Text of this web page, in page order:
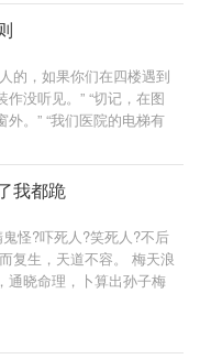
的，如果你们在四楼遇到
没听见。” “切记，在图
。” “我们医院的电梯有
梯停在地下一层不动
要闭上眼睛，等电梯重新
好好看过医院的地图？
那里只有太平间！” “你
诉你，让你去趟他的办公
有电话机啊！” 尹菲也不
，莫名其妙成为任务者，
方。在这里，发生着各种
我都跪
怪?吓死人?笑死人?不后
复生，天道不容。 梅天浪
通晓命理，卜算出孙子梅
。 为了保命，爷孙俩与
死一生。 五仙镇阴尸，黄